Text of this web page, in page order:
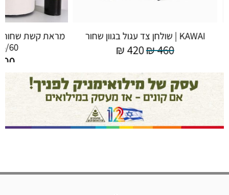
KAWAI | שולחן צד עגול בגוון שחור
₪460
₪420
מראת קשת
175/60